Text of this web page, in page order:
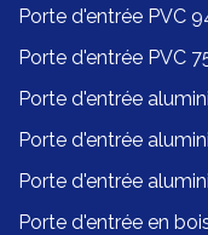
Porte d'entrée PVC
Porte d'entrée PVC
Porte d'entrée
Porte d'entrée
Porte d'entrée
Porte d'entrée en